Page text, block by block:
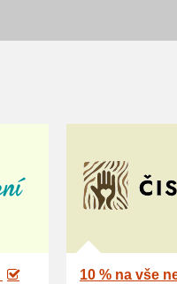
10 % na vše